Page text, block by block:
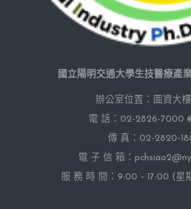
國立陽明交通大學生技醫療產
辦公室位置：圖資大樓
電 話：02-2826-7000 #
傳 真：02-2820-
電 子 信 箱：
服 務 時 間：9:00 – 17:00 (星